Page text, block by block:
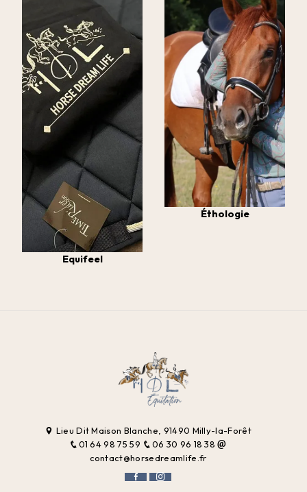
Equifeel
Éthologie
Lieu Dit Maison Blanche, 91490 Milly-la-Forêt
01 64 98 75 59
06 30 96 18 38
contact@horsedreamlife.fr